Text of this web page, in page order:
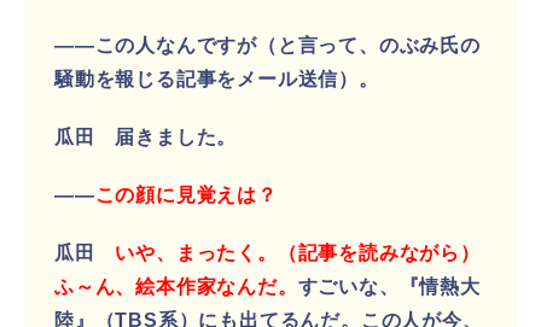
――この人なんですが（と言って、のぶみ氏の
騒動を報じる記事をメール送信）。
瓜田 届きました。
――この顔に見覚えは？
瓜田 いや、まったく。（記事を読みながら）
ふ～ん、絵本作家なんだ。 すごいな、『情熱大
陸』（TBS系）にも出てるんだ。この人が今、